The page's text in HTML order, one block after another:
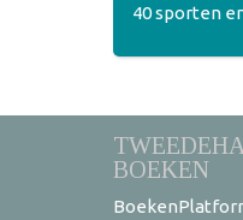
40 sporten
BOEKEN